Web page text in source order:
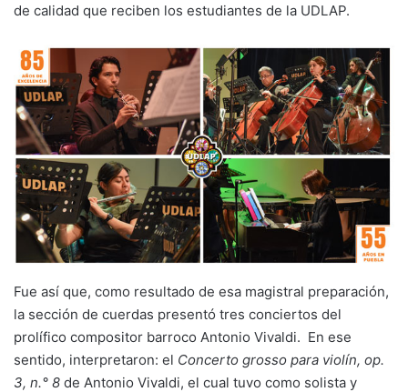
de calidad que reciben los estudiantes de la UDLAP.
Fue así que, como resultado de esa magistral preparación,
la sección de cuerdas presentó tres conciertos del
prolífico compositor barroco Antonio Vivaldi. En ese
sentido, interpretaron: el Concerto grosso para violín, op.
3, n.° 8 de Antonio Vivaldi, el cual tuvo como solista y